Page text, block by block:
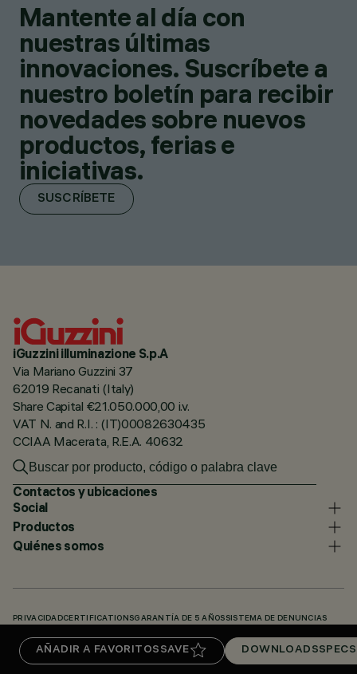
AÑADIR A FAVORITOS SAVE DOWNLOADSSPECS
Mantente al día con
nuestras últimas
innovaciones. Suscríbete a
nuestro boletín para recibir
novedades sobre nuevos
productos, ferias e
iniciativas.
SUSCRÍBETE
iGuzzini illuminazione S.p.A
Via Mariano Guzzini 37
62019 Recanati (Italy)
Share Capital €21.050.000,00 i.v.
VAT N. and R.I. : (IT)00082630435
CCIAA Macerata, R.E.A. 40632
Contactos y ubicaciones
Social
Productos
Quiénes somos
PRIVACIDADCERTIFICATIONSGARANTÍA DE 5 AÑOS SISTEMA DE DENUNCIAS
KNOWLEDGE BASE (LOGIN REQUIRED)DOWNLOADS